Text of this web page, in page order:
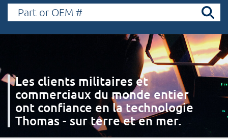
Les clients militaires et
commerciaux du monde entier
ont confiance en la technologie
Thomas - sur terre et en mer.